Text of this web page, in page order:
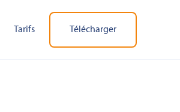
Tarifs Télécharger